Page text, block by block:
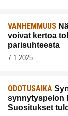
VANHEMMUUS
voivat kertoa
parisuhteesta
7.1.2025
ODOTUSAIKA
synnytyspelon
Suositukset